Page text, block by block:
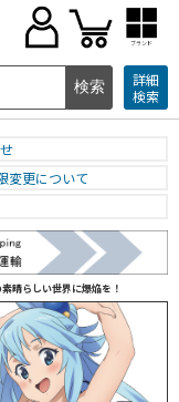
ブランド
詳細
検索
変更について
晴らしい世界に爆焔を！